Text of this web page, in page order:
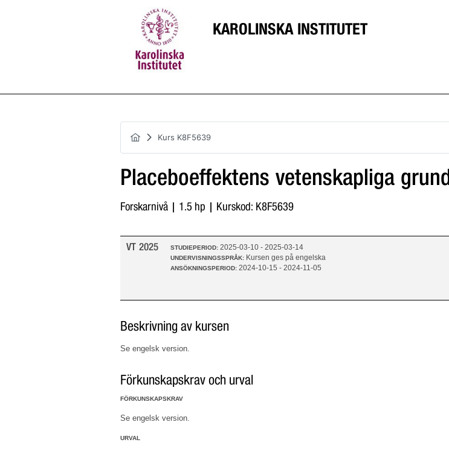
KAROLINSKA INSTITUTET
Kurs K8F5639
Placeboeffektens vetenskapliga grund
Forskarnivå | 1.5 hp | Kurskod: K8F5639
VT 2025 STUDIEPERIOD:2025-03-10 - 2025-03-14
UNDERVISNINGSSPRÅK: Kursen ges på engelska
ANSÖKNINGSPERIOD:2024-10-15 - 2024-11-05
Beskrivning av kursen
Se engelsk version.
Förkunskapskrav och urval
FÖRKUNSKAPSKRAV
Se engelsk version.
URVAL